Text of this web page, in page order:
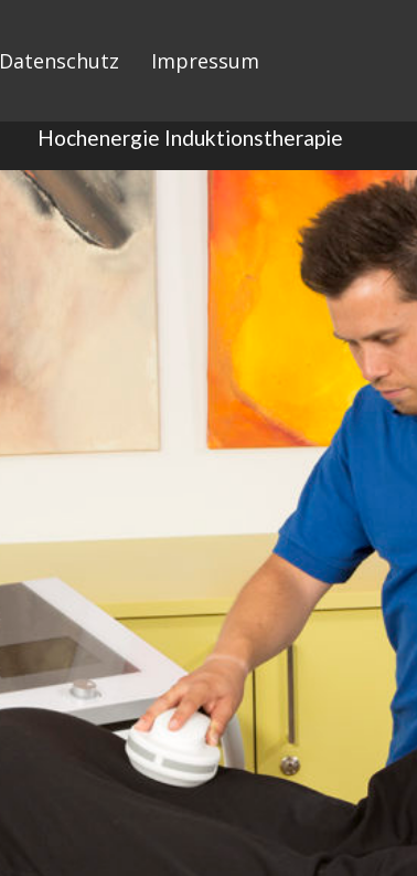
Datenschutz Impressum
Hochenergie Induktionstherapie